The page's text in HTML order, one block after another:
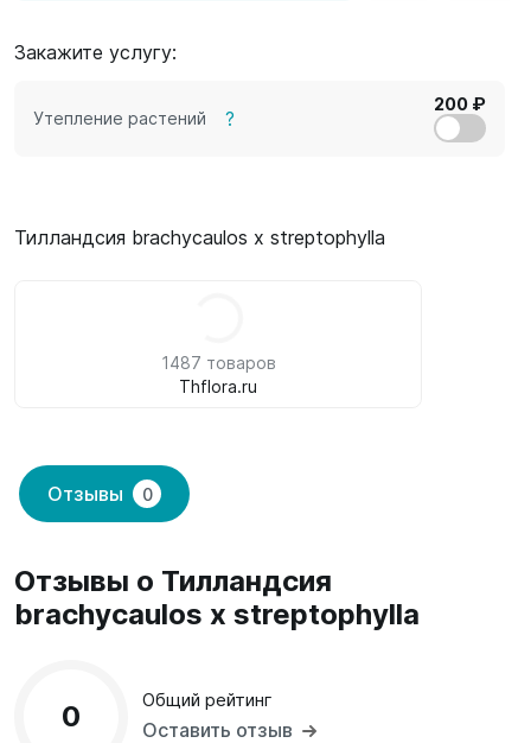
Закажите услугу:
Утепление растений ?
200 ₽
Тилландсия brachycaulos x streptophylla
1487 товаров
Thflora.ru
Отзывы 0
Отзывы о Тилландсия
brachycaulos x streptophylla
0 Общий рейтинг
Оставить отзыв